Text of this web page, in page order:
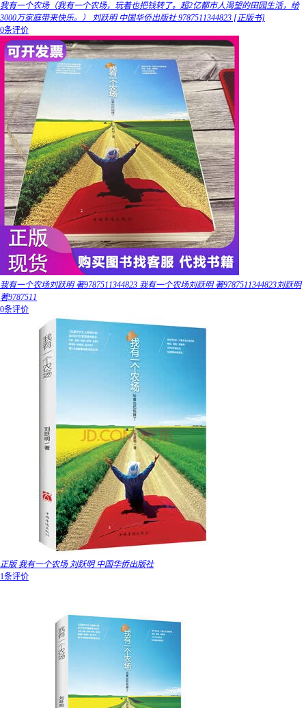
我有一个农场（我有一个农场，玩着也把钱转了。超2亿都市人渴望的田园生活，给
3000万家庭带来快乐。） 刘跃明 中国华侨出版社 9787511344823 [正版书]
0条评价
我有一个农场刘跃明 著9787511344823 我有一个农场刘跃明 著9787511344823刘跃明
著9787511
0条评价
正版 我有一个农场 刘跃明 中国华侨出版社
1条评价